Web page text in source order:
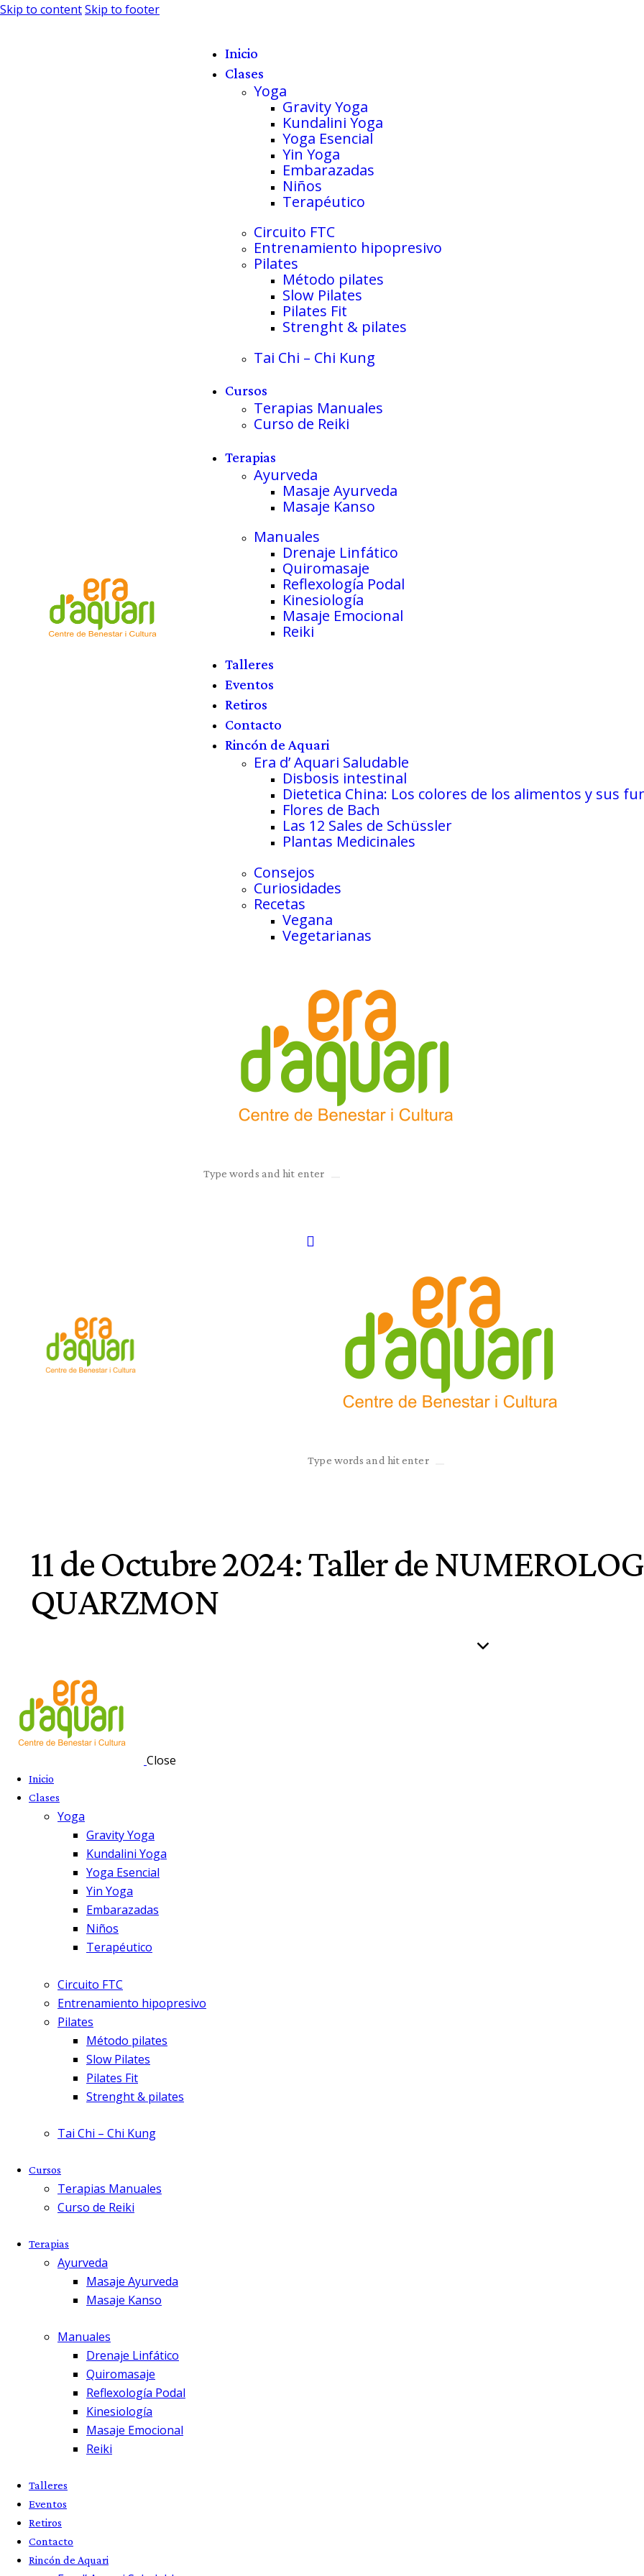
Skip to contentSkip to footer
Inicio
Clases
Yoga
Gravity Yoga
Kundalini Yoga
Yoga Esencial
Yin Yoga
Embarazadas
Niños
Terapéutico
Circuito FTC
Entrenamiento hipopresivo
Pilates
Método pilates
Slow Pilates
Pilates Fit
Strenght & pilates
Tai Chi – Chi Kung
Cursos
Terapias Manuales
Curso de Reiki
Terapias
Ayurveda
Masaje Ayurveda
Masaje Kanso
Manuales
Drenaje Linfático
Quiromasaje
Reflexología Podal
Kinesiología
Masaje Emocional
Reiki
Talleres
Eventos
Retiros
Contacto
Rincón de Aquari
Era d’ Aquari Saludable
Disbosis intestinal
Dietetica China: Los colores de los alimentos y sus
Flores de Bach
Las 12 Sales de Schüssler
Plantas Medicinales
Consejos
Curiosidades
Recetas
Vegana
Vegetarianas
11 de Octubre 2024: Taller de
QUARZMON
Close
Inicio
Clases
Yoga
Gravity Yoga
Kundalini Yoga
Yoga Esencial
Yin Yoga
Embarazadas
Niños
Terapéutico
Circuito FTC
Entrenamiento hipopresivo
Pilates
Método pilates
Slow Pilates
Pilates Fit
Strenght & pilates
Tai Chi – Chi Kung
Cursos
Terapias Manuales
Curso de Reiki
Terapias
Ayurveda
Masaje Ayurveda
Masaje Kanso
Manuales
Drenaje Linfático
Quiromasaje
Reflexología Podal
Kinesiología
Masaje Emocional
Reiki
Talleres
Eventos
Retiros
Contacto
Rincón de Aquari